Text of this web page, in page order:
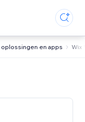
en apps Wix